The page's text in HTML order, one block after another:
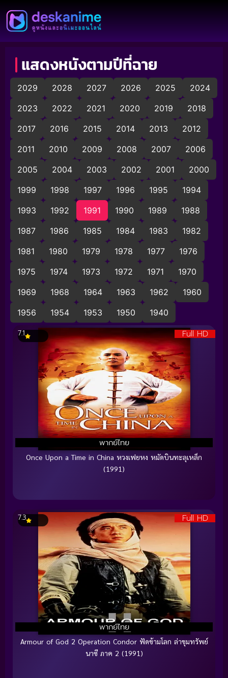
แสดงหนังตามปีที่ฉาย
2029 2028 2027 2026 2025
2024
2023
2022 2021 2020 2019
2018
2017
2016 2015 2014 2013
2012
2011
2010 2009 2008 2007
2006
2005
2004 2003 2002 2001
2000
1999
1998 1997 1996 1995
1994
1993
1992 1991 1990 1989
1988
1987
1986 1985 1984 1983
1982
1981
1980 1979 1978 1977
1976
1975
1974 1973 1972 1971
1970
1969
1968 1964 1963 1962
1960
1956
1954 1953 1950 1940
Full HD
พากย์ไทย
7.1
Once Upon a Time in China หวงเฟยหง หมัดบินทะลุเหล็ก
(1991)
Full HD
พากย์ไทย
7.3
Armour of God 2 Operation Condor ฟัดข้ามโลก ล่าขุมทรัพย์
นาซี ภาค 2 (1991)